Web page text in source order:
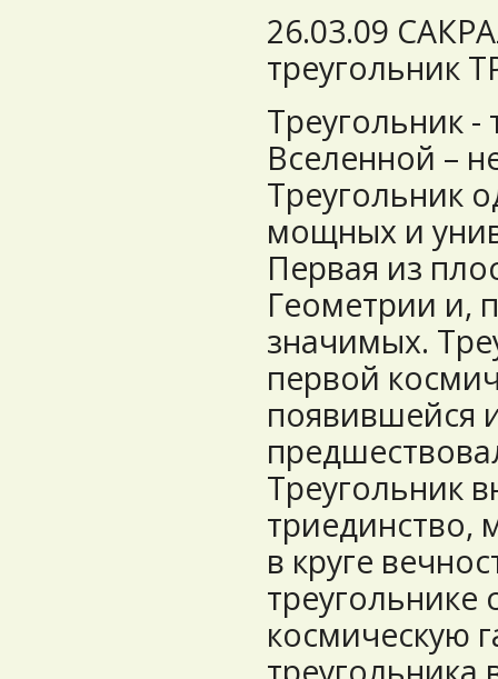
26.03.09
треугольник
Треугольник
Вселенной –
Треугольник
мощных и
Первая из
Геометрии и,
значимых.
первой
появившейся
Треугольник
в круге
треугольнике
космическую